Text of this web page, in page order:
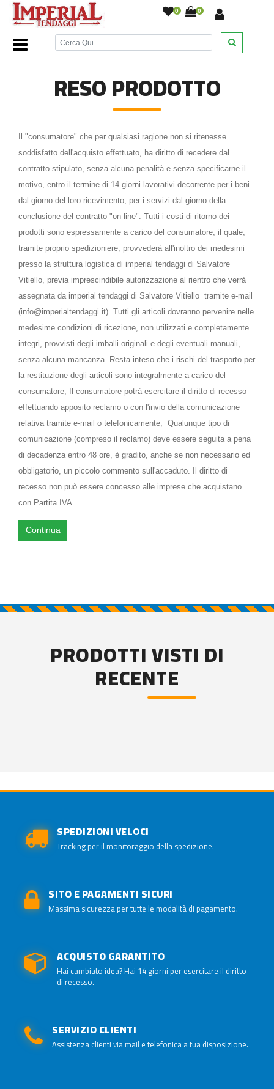
0 0
Home Page/Reso Prodotto/
RESO PRODOTTO
Il "consumatore" che per qualsiasi ragione non si ritenesse
soddisfatto dell'acquisto effettuato, ha diritto di recedere dal
contratto stipulato, senza alcuna penalità e senza specificarne il
motivo, entro il termine di 14 giorni lavorativi decorrente per i beni
dal giorno del loro ricevimento, per i servizi dal giorno della
conclusione del contratto "on line". Tutti i costi di ritorno dei
prodotti sono espressamente a carico del consumatore, il quale,
tramite proprio spedizioniere, provvederà all'inoltro dei medesimi
presso la struttura logistica di imperial tendaggi di Salvatore
Vitiello, previa imprescindibile autorizzazione al rientro che verrà
assegnata da imperial tendaggi di Salvatore Vitiello tramite e-mail
(info@imperialtendaggi.it). Tutti gli articoli dovranno pervenire nelle
medesime condizioni di ricezione, non utilizzati e completamente
integri, provvisti degli imballi originali e degli eventuali manuali,
senza alcuna mancanza. Resta inteso che i rischi del trasporto per
la restituzione degli articoli sono integralmente a carico del
consumatore; Il consumatore potrà esercitare il diritto di recesso
effettuando apposito reclamo o con l'invio della comunicazione
relativa tramite e-mail o telefonicamente; Qualunque tipo di
comunicazione (compreso il reclamo) deve essere seguita a pena
di decadenza entro 48 ore, è gradito, anche se non necessario ed
obbligatorio, un piccolo commento sull'accaduto. Il diritto di
recesso non può essere concesso alle imprese che acquistano
con Partita IVA.
Continua
PRODOTTI VISTI DI
RECENTE
SPEDIZIONI VELOCI
Tracking per il monitoraggio della spedizione.
SITO E PAGAMENTI SICURI
Massima sicurezza per tutte le modalità di pagamento.
ACQUISTO GARANTITO
Hai cambiato idea? Hai 14 giorni per esercitare il diritto
di recesso.
SERVIZIO CLIENTI
Assistenza clienti via mail e telefonica a tua disposizione.